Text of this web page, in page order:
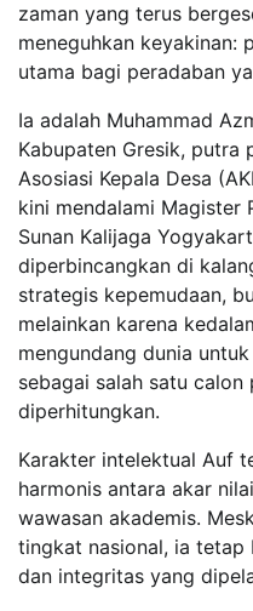
zaman yang terus
meneguhkan keyakinan:
utama bagi peradaban
Ia adalah Muhammad
Kabupaten Gresik, putra
Asosiasi Kepala Desa
kini mendalami Magister
Sunan Kalijaga
diperbincangkan di
strategis kepemudaan,
melainkan karena
mengundang dunia
sebagai salah satu
diperhitungkan.
Karakter intelektual Auf
harmonis antara akar
wawasan akademis.
tingkat nasional, ia tetap
dan integritas yang